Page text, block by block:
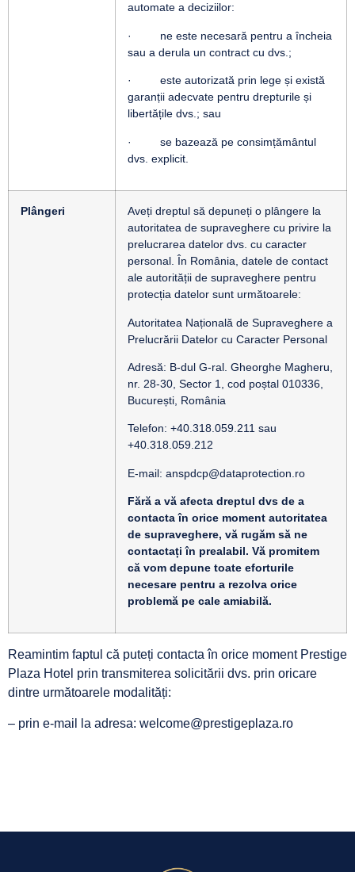
automate a deciziilor:
· ne este necesară pentru a încheia
sau a derula un contract cu dvs.;
· este autorizată prin lege și există
garanții adecvate pentru drepturile și
libertățile dvs.; sau
· se bazează pe consimțământul
dvs. explicit.
Plângeri
Aveți dreptul să depuneți o plângere la
autoritatea de supraveghere cu privire la
prelucrarea datelor dvs. cu caracter
personal. În România, datele de contact
ale autorității de supraveghere pentru
protecția datelor sunt următoarele:
Autoritatea Națională de Supraveghere a
Prelucrării Datelor cu Caracter Personal
Adresă: B-dul G-ral. Gheorghe Magheru,
nr. 28-30, Sector 1, cod poștal 010336,
București, România
Telefon: +40.318.059.211 sau
+40.318.059.212
E-mail: anspdcp@dataprotection.ro
Fără a vă afecta dreptul dvs de a
contacta în orice moment autoritatea
de supraveghere, vă rugăm să ne
contactați în prealabil. Vă promitem
că vom depune toate eforturile
necesare pentru a rezolva orice
problemă pe cale amiabilă.
Reamintim faptul că puteți contacta în orice moment Prestige
Plaza Hotel prin transmiterea solicitării dvs. prin oricare
dintre următoarele modalități:
– prin e-mail la adresa: welcome@prestigeplaza.ro